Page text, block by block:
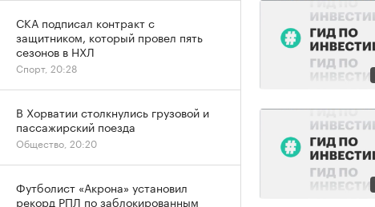
СКА подписал контракт с
защитником, который провел пять
сезонов в НХЛ
Спорт, 20:28
В Хорватии столкнулись грузовой и
пассажирский поезда
Общество, 20:20
Футболист «Акрона» установил
рекорд РПЛ по заблокированным